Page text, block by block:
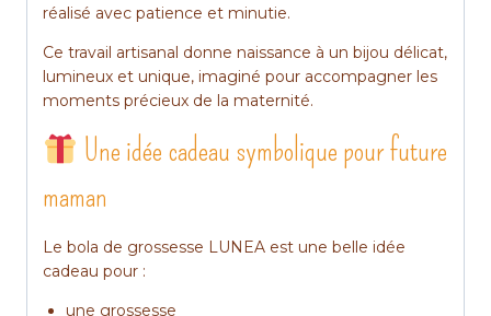
réalisé avec patience et minutie.
Ce travail artisanal donne naissance à un bijou délicat,
lumineux et unique, imaginé pour accompagner les
moments précieux de la maternité.
Une idée cadeau symbolique pour future
maman
Le bola de grossesse LUNEA est une belle idée
cadeau pour :
une grossesse